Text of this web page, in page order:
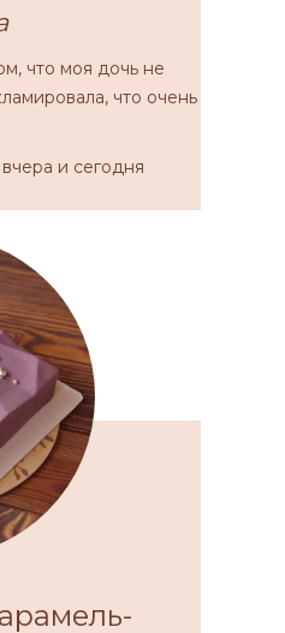
что моя дочь не
что очень
и сегодня